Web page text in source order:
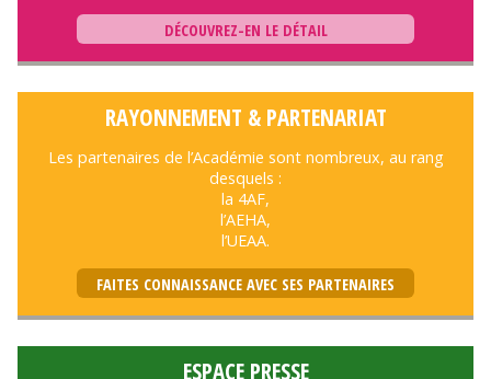
DÉCOUVREZ-EN LE DÉTAIL
RAYONNEMENT & PARTENARIAT
Les partenaires de l’Académie sont nombreux, au rang
desquels :
la 4AF,
l’AEHA,
l’UEAA.
FAITES CONNAISSANCE AVEC SES PARTENAIRES
ESPACE PRESSE